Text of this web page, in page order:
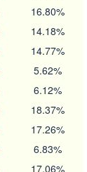
16.80%
14.18%
14.77%
5.62%
6.12%
18.37%
17.26%
6.83%
17.06%